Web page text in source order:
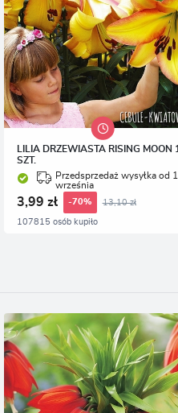
LILIA DRZEWIASTA RISING MOON 1
SZT.
Przedsprzedaż wysyłka od 1
września
3,99 zł -70% 13,10 zł
107815 osób kupiło